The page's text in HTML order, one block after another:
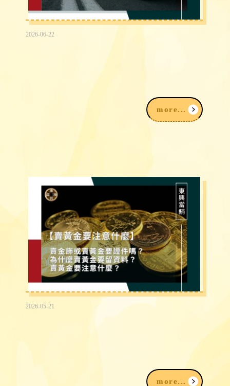
2026-06-22
免留車借款差異快速看！
more...
2026-05-21
賣黃金為什麼要登記？賣金飾、黃金要準
備什麼？賣黃金注意事項一次看
more...